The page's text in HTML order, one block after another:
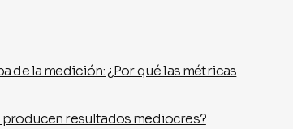
de la medición: ¿Por qué las métricas
resultados mediocres?